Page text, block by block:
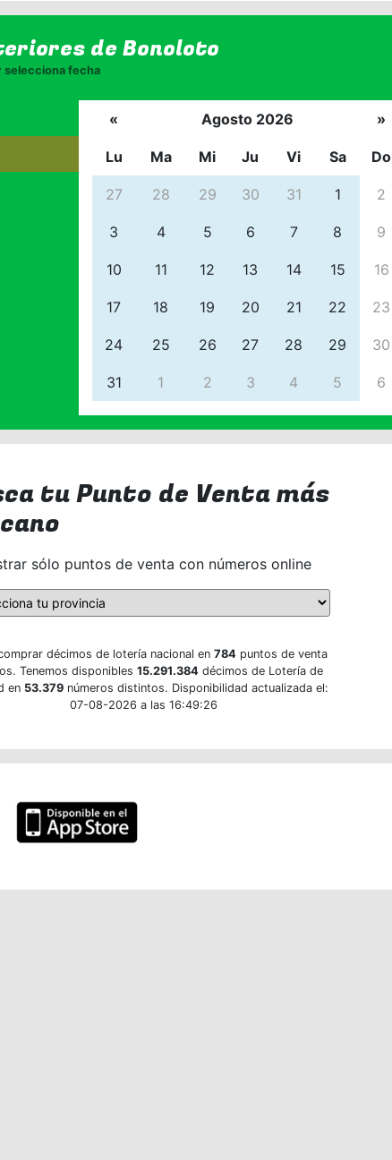
deBonoloto
selecciona fecha
« Agosto 2026 »
Lu Ma Mi Ju Vi Sa Do
27 28 29 30 31 1 2
3 4 5 6 7 8 9
10 11 12 13 14 15 16
17 18 19 20 21 22 23
24 25 26 27 28 29 30
31 1 2 3 4 5 6
tu Punto de Venta más
sólo puntos de venta con números online
décimos de lotería nacional en 784puntos de venta
Tenemos disponibles 15.291.384décimos de Lotería de
en 53.379números distintos. Disponibilidad actualizada el:
07-08-2026 a las 16:49:26